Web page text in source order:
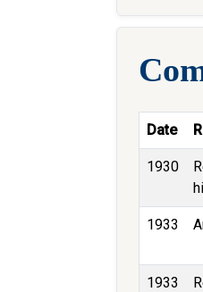
Date
1930
1933
1933